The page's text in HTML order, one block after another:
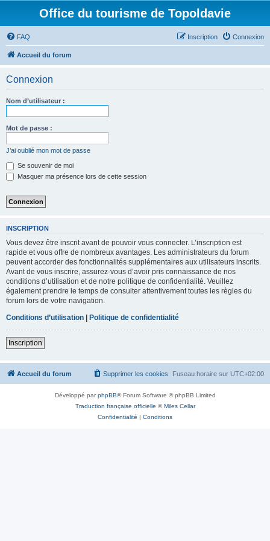
Office du tourisme de Topoldavie
FAQ Connexion
Inscription
Accueil du forum
Connexion
Nom d’utilisateur :
Mot de passe :
J’ai oublié mon mot de passe
Se souvenir de moi
Masquer ma présence lors de cette session
INSCRIPTION
Vous devez être inscrit avant de pouvoir vous connecter. L’inscription est
rapide et vous offre de nombreux avantages. Les administrateurs du forum
peuvent accorder des fonctionnalités supplémentaires aux utilisateurs inscrits.
Avant de vous inscrire, assurez-vous d’avoir pris connaissance de nos
conditions d’utilisation et de notre politique de confidentialité. Veuillez
également prendre le temps de consulter attentivement toutes les règles du
forum lors de votre navigation.
Conditions d’utilisation | Politique de confidentialité
Inscription
Accueil du forum Fuseau horaire sur UTC+02:00
Supprimer les cookies
Développé parphpBB® Forum Software © phpBB Limited
Traduction française officielle ©Miles Cellar
Confidentialité | Conditions